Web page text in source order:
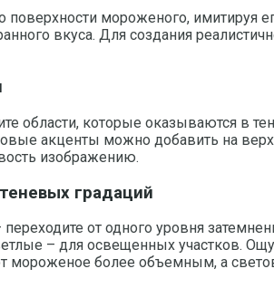
поверхности мороженого,
вкуса. Для создания
области, которые оказываются в
акценты можно добавить на
изображению.
градаций
от одного уровня
– для освещенных участков.
мороженое более объемным, а